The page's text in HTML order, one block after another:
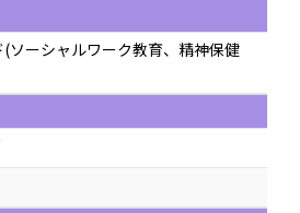
ソーシャルワーク教育、精神保健